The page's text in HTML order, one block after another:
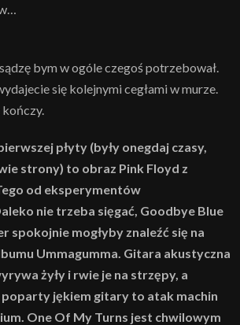
bym w ogóle czegoś potrzebował.
się kolejnymi cegłami w murze.
płyty (były onegdaj czasy,
strony) to obraz Pink Floyd z
od eksperymentów
nie trzeba sięgać, Goodbye Blue
spokojnie mogłyby znaleźć się na
Ummagumma. Gitara akustyczna
żyły i rwie je na strzępy, a
jękiem gitary to atak machin
One Of My Turns jest chwilowym